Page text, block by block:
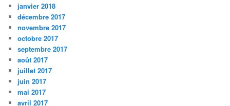
janvier 2018
décembre 2017
novembre 2017
octobre 2017
septembre 2017
août 2017
juillet 2017
juin 2017
mai 2017
avril 2017